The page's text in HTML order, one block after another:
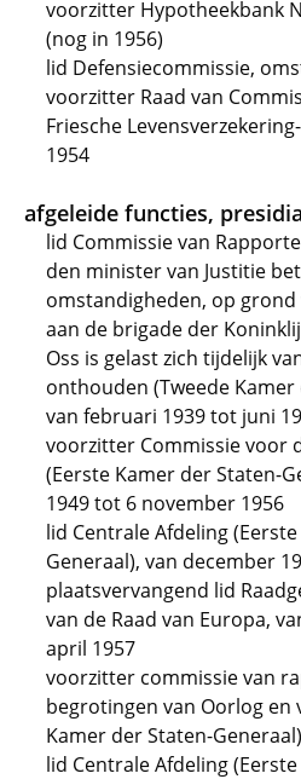
voorzitter Hypotheekbank
(nog in 1956)
lid Defensiecommissie,
voorzitter Raad van
Friesche
1954
afgeleide functies,
lid Commissie van
den minister van Justitie
omstandigheden, op
aan de brigade der
Oss is gelast zich tijdelijk
onthouden (Tweede
van februari 1939 tot juni
voorzitter Commissie voor
(Eerste Kamer der Staten-
1949 tot 6 november 1956
lid Centrale Afdeling
Generaal), van december
plaatsvervangend lid
van de Raad van Europa,
april 1957
voorzitter commissie van
begrotingen van Oorlog en
Kamer der Staten-
lid Centrale Afdeling